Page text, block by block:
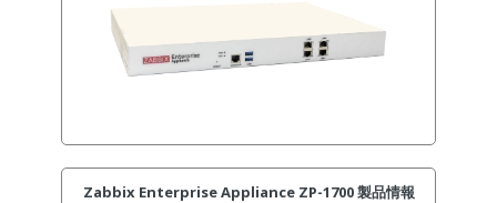
Zabbix Enterprise Appliance ZP-1700 製品情報